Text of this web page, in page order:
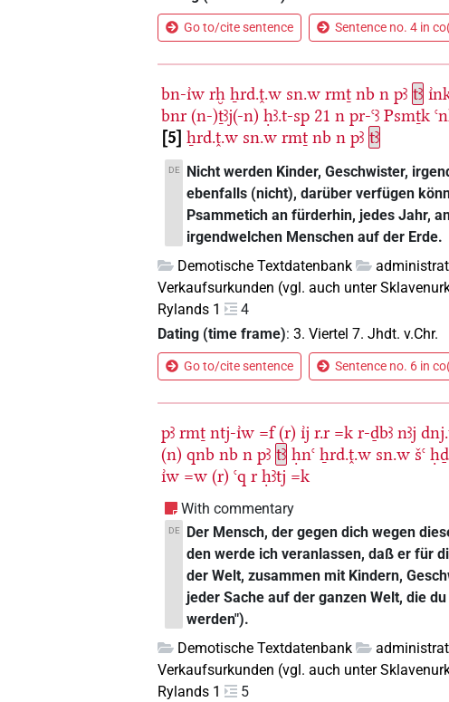
Go to/cite sentence Sentence no. 4 in
bn-ı͗w rḫ ẖrd.ṱ.w sn.w rmṯ nb n pꜣ tꜣ
bnr (n-)ṯꜣj(-n) ḥꜣ.t-sp 21 n pr-ꜥꜣ Psmṯk
5 ẖrd.ṱ.w sn.w rmṯ nb n pꜣ tꜣ
DE
Nicht werden Kinder, Geschwister,
ebenfalls (nicht), darüber verfügen
Psammetich an fürderhin, jedes Jahr,
irgendwelchen Menschen auf der Erde.
Demotische Textdatenbank
Verkaufsurkunden (vgl. auch unter
Rylands 1
4
Dating (time frame):3. Viertel 7. Jhdt. v.Chr.
Go to/cite sentence Sentence no. 6 in
pꜣ rmṯ ntj-ı͗w =f (r) ı͗j r.r =k r-ḏbꜣ nꜣj
(n) qnb nb n pꜣ tꜣ ḥnꜥ ẖrd.ṱ.w sn.w šꜥ ḥḏ
ı͗w =w (r) ꜥq r ḥꜣtj =k
With commentary
DE
Der Mensch, der gegen dich wegen
den werde ich veranlassen, daß er für
der Welt, zusammen mit Kindern,
jeder Sache auf der ganzen Welt, die
werden").
Demotische Textdatenbank
Verkaufsurkunden (vgl. auch unter
Rylands 1
5